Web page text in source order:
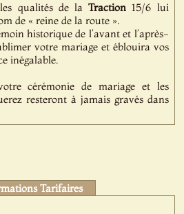
qualités de laTraction 15/6 lui
de « reine de la route ».
historique de l’avant et l’après-
votre mariage et éblouira vos
inégalable.
cérémonie de mariage et les
resteront à jamais gravés dans
Tarifaires